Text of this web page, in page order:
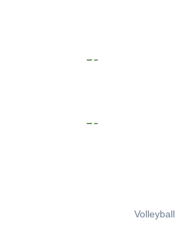
Volleyball